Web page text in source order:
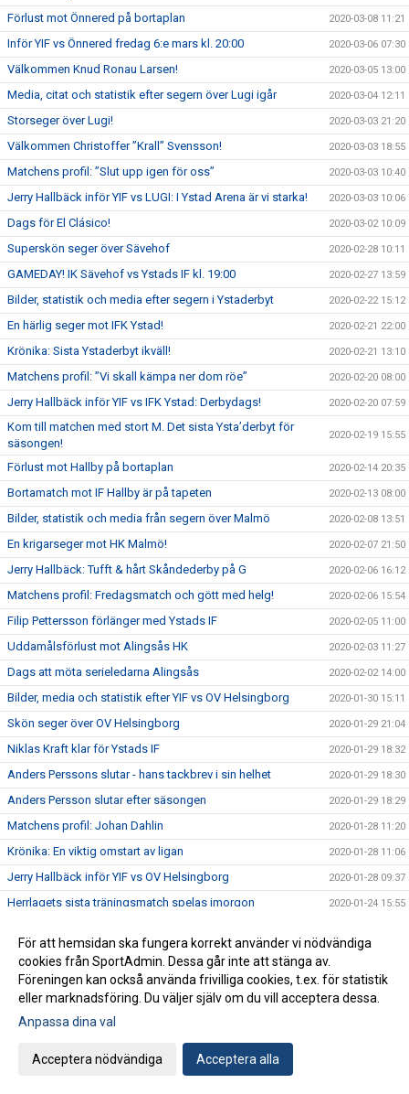
Förlust mot Önnered på bortaplan 2020-03-08 11:21
Inför YIF vs Önnered fredag 6:e mars kl. 20:00 2020-03-06 07:30
Välkommen Knud Ronau Larsen! 2020-03-05 13:00
Media, citat och statistik efter segern över Lugi igår 2020-03-04 12:11
Storseger över Lugi! 2020-03-03 21:20
Välkommen Christoffer ”Krall” Svensson! 2020-03-03 18:55
Matchens profil: ”Slut upp igen för oss” 2020-03-03 10:40
Jerry Hallbäck inför YIF vs LUGI: I Ystad Arena är vi starka! 2020-03-03 10:06
Dags för El Clásico! 2020-03-02 10:09
Superskön seger över Sävehof 2020-02-28 10:11
GAMEDAY! IK Sävehof vs Ystads IF kl. 19:00 2020-02-27 13:59
Bilder, statistik och media efter segern i Ystaderbyt 2020-02-22 15:12
En härlig seger mot IFK Ystad! 2020-02-21 22:00
Krönika: Sista Ystaderbyt ikväll! 2020-02-21 13:10
Matchens profil: ”Vi skall kämpa ner dom röe” 2020-02-20 08:00
Jerry Hallbäck inför YIF vs IFK Ystad: Derbydags! 2020-02-20 07:59
Kom till matchen med stort M. Det sista Ysta’derbyt för
säsongen!
2020-02-19 15:55
Förlust mot Hallby på bortaplan 2020-02-14 20:35
Bortamatch mot IF Hallby är på tapeten 2020-02-13 08:00
Bilder, statistik och media från segern över Malmö 2020-02-08 13:51
En krigarseger mot HK Malmö! 2020-02-07 21:50
Jerry Hallbäck: Tufft & hårt Skåndederby på G 2020-02-06 16:12
Matchens profil: Fredagsmatch och gött med helg! 2020-02-06 15:54
Filip Pettersson förlänger med Ystads IF 2020-02-05 11:00
Uddamålsförlust mot Alingsås HK 2020-02-03 11:27
Dags att möta serieledarna Alingsås 2020-02-02 14:00
Bilder, media och statistik efter YIF vs OV Helsingborg 2020-01-30 15:11
Skön seger över OV Helsingborg 2020-01-29 21:04
Niklas Kraft klar för Ystads IF 2020-01-29 18:32
Anders Perssons slutar - hans tackbrev i sin helhet 2020-01-29 18:30
Anders Persson slutar efter säsongen 2020-01-29 18:29
Matchens profil: Johan Dahlin 2020-01-28 11:20
Krönika: En viktig omstart av ligan 2020-01-28 11:06
Jerry Hallbäck inför YIF vs OV Helsingborg 2020-01-28 09:37
Herrlagets sista träningsmatch spelas imorgon 2020-01-24 15:55
Herrlaget möter USA:s landslag i träningsmatch 2020-01-22 11:35
Hur ser januari ut för herrlaget? 2020-01-03 10:35
Ytterligare en skön seger över GUIF! 2019-12-27 21:46
Årets sista match på bortaplan mot GUIF idag
Mario Lipovac lämnar Ystads IF efter säsongen
För att hemsidan ska fungera korrekt använder vi nödvändiga
cookies från SportAdmin. Dessa går inte att stänga av.
Föreningen kan också använda frivilliga cookies, t.ex. för statistik
eller marknadsföring. Du väljer själv om du vill acceptera dessa.
Anpassa dina val
Acceptera nödvändiga Acceptera alla